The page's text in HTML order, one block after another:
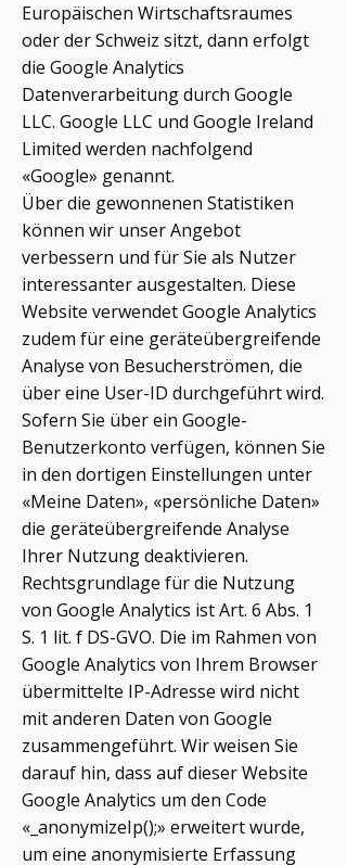
Europäischen Wirtschaftsraumes
oder der Schweiz sitzt, dann erfolgt
die Google Analytics
Datenverarbeitung durch Google
LLC. Google LLC und Google Ireland
Limited werden nachfolgend
«Google» genannt.
Über die gewonnenen Statistiken
können wir unser Angebot
verbessern und für Sie als Nutzer
interessanter ausgestalten. Diese
Website verwendet Google Analytics
zudem für eine geräteübergreifende
Analyse von Besucherströmen, die
über eine User-ID durchgeführt wird.
Sofern Sie über ein Google-
Benutzerkonto verfügen, können Sie
in den dortigen Einstellungen unter
«Meine Daten», «persönliche Daten»
die geräteübergreifende Analyse
Ihrer Nutzung deaktivieren.
Rechtsgrundlage für die Nutzung
von Google Analytics ist Art. 6 Abs. 1
S. 1 lit. f DS-GVO. Die im Rahmen von
Google Analytics von Ihrem Browser
übermittelte IP-Adresse wird nicht
mit anderen Daten von Google
zusammengeführt. Wir weisen Sie
darauf hin, dass auf dieser Website
Google Analytics um den Code
«_anonymizeIp();» erweitert wurde,
um eine anonymisierte Erfassung